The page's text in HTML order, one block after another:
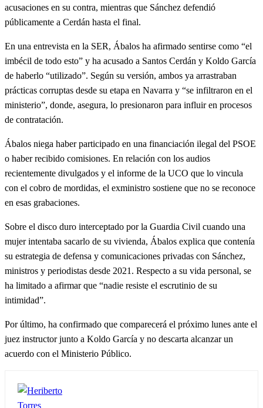
acusaciones en su contra, mientras que Sánchez defendió
públicamente a Cerdán hasta el final.
En una entrevista en la SER, Ábalos ha afirmado sentirse como “el
imbécil de todo esto” y ha acusado a Santos Cerdán y Koldo García
de haberlo “utilizado”. Según su versión, ambos ya arrastraban
prácticas corruptas desde su etapa en Navarra y “se infiltraron en el
ministerio”, donde, asegura, lo presionaron para influir en procesos
de contratación.
Ábalos niega haber participado en una financiación ilegal del PSOE
o haber recibido comisiones. En relación con los audios
recientemente divulgados y el informe de la UCO que lo vincula
con el cobro de mordidas, el exministro sostiene que no se reconoce
en esas grabaciones.
Sobre el disco duro interceptado por la Guardia Civil cuando una
mujer intentaba sacarlo de su vivienda, Ábalos explica que contenía
su estrategia de defensa y comunicaciones privadas con Sánchez,
ministros y periodistas desde 2021. Respecto a su vida personal, se
ha limitado a afirmar que “nadie resiste el escrutinio de su
intimidad”.
Por último, ha confirmado que comparecerá el próximo lunes ante el
juez instructor junto a Koldo García y no descarta alcanzar un
acuerdo con el Ministerio Público.